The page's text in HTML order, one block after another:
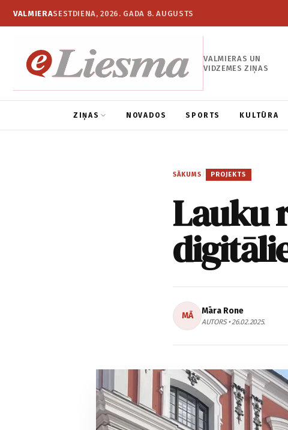
VALMIERASESTDIENA, 2026. GADA 8. AUGUSTS
VALMIERAS UN
VIDZEMES ZIŅAS
ZIŅAS NOVADOS SPORTS KULTŪRA
SĀKUMS / PROJEKTS
Lauku
MĀ Māra Rone
AUTORS • 26.02.2025.